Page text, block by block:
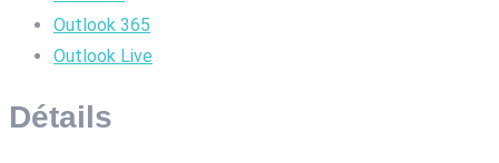
Outlook 365
Outlook Live
Détails